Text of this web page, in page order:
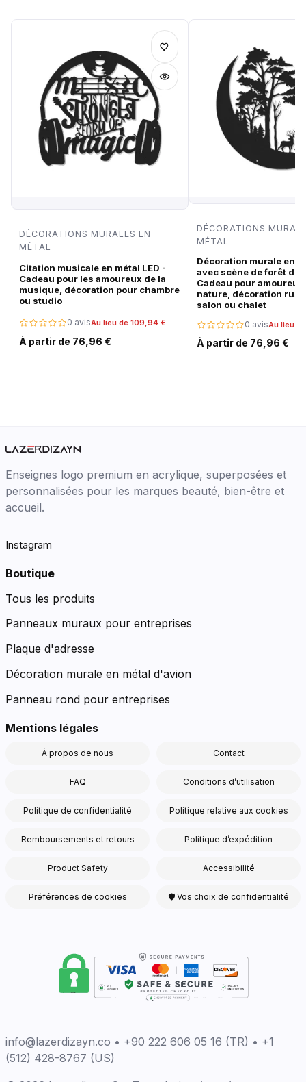
DÉCORATIONS MURALES EN
MÉTAL
Citation musicale en métal LED -
Cadeau pour les amoureux de la
musique, décoration pour chambre
ou studio
0 avisAu lieu de 109,94 €
À partir de 76,96 €
DÉCORATIONS
MÉTAL
Décoration murale en
avec scène de forêt de
Cadeau pour amoureux
nature, décoration
salon ou chalet
0 avisAu lieu
À partir de 76,96 €
Enseignes logo premium en acrylique, superposées et
personnalisées pour les marques beauté, bien-être et
accueil.
Instagram
Boutique
Tous les produits
Panneaux muraux pour entreprises
Plaque d'adresse
Décoration murale en métal d'avion
Panneau rond pour entreprises
Mentions légales
À propos de nous Contact
FAQ Conditions d’utilisation
Politique de confidentialité Politique relative aux cookies
Remboursements et retours Politique d’expédition
Product Safety Accessibilité
Préférences de cookies 🛡 Vos choix de confidentialité
info@lazerdizayn.co • +90 222 606 05 16 (TR) • +1
(512) 428-8767 (US)